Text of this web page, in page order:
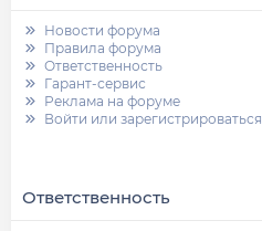
Новости форума
Правила форума
Ответственность
Гарант-сервис
Реклама на форуме
Войти или зарегистрироваться
Ответственность